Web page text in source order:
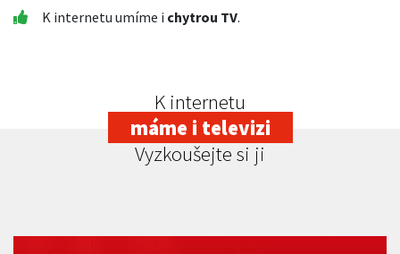
K internetu umíme i chytrou TV.
K internetu
máme i televizi
Vyzkoušejte si ji